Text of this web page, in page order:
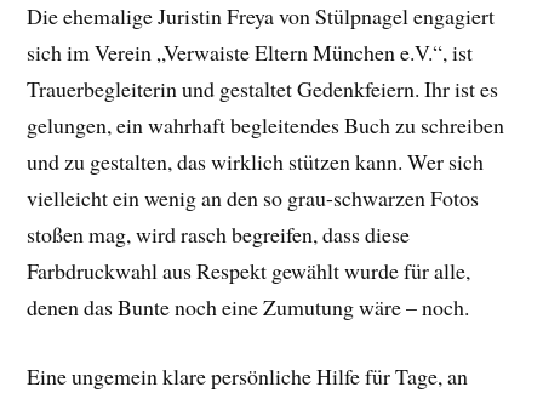
Die ehemalige Juristin Freya von Stülpnagel engagiert
sich im Verein „Verwaiste Eltern München e.V.“, ist
Trauerbegleiterin und gestaltet Gedenkfeiern. Ihr ist es
gelungen, ein wahrhaft begleitendes Buch zu schreiben
und zu gestalten, das wirklich stützen kann. Wer sich
vielleicht ein wenig an den so grau-schwarzen Fotos
stoßen mag, wird rasch begreifen, dass diese
Farbdruckwahl aus Respekt gewählt wurde für alle,
denen das Bunte noch eine Zumutung wäre – noch.
Eine ungemein klare persönliche Hilfe für Tage, an